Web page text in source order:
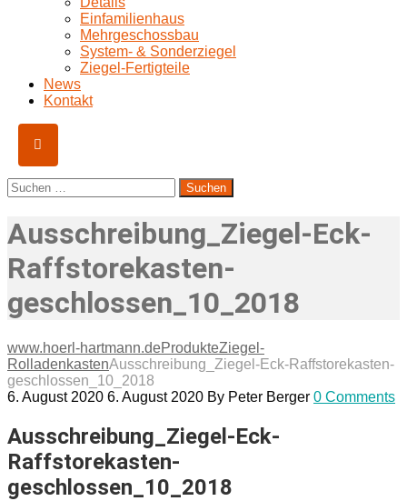
Einfamilienhaus
Mehrgeschossbau
System- & Sonderziegel
Ziegel-Fertigteile
News
Kontakt
Suchen
nach:
Ausschreibung_Ziegel-Eck-
Raffstorekasten-
geschlossen_10_2018
www.hoerl-hartmann.deProdukteZiegel-
RolladenkastenAusschreibung_Ziegel-Eck-Raffstorekasten-
geschlossen_10_2018
6. August 2020 6. August 2020 By Peter Berger 0 Comments
Ausschreibung_Ziegel-Eck-
Raffstorekasten-
geschlossen_10_2018